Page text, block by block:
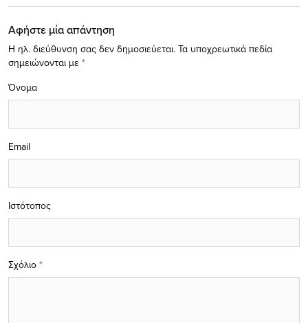
Αφήστε μία απάντηση
Η ηλ. διεύθυνση σας δεν δημοσιεύεται. Τα υποχρεωτικά πεδία
σημειώνονται με *
Σχόλιο *
Όνομα
Email
Ιστότοπος